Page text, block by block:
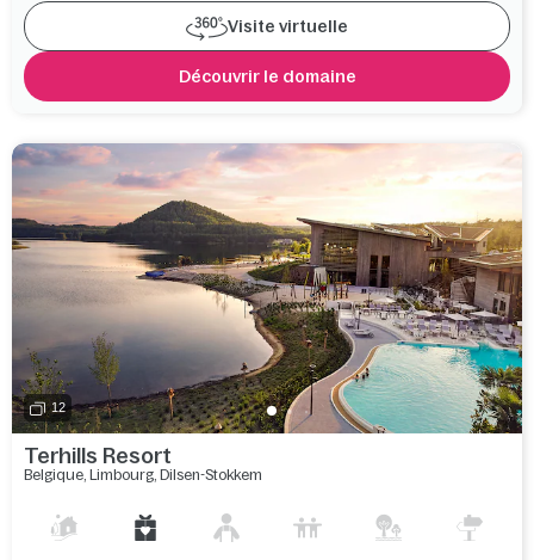
Visite virtuelle
Découvrir le domaine
12
Terhills Resort
Belgique Limbourg Dilsen-Stokkem